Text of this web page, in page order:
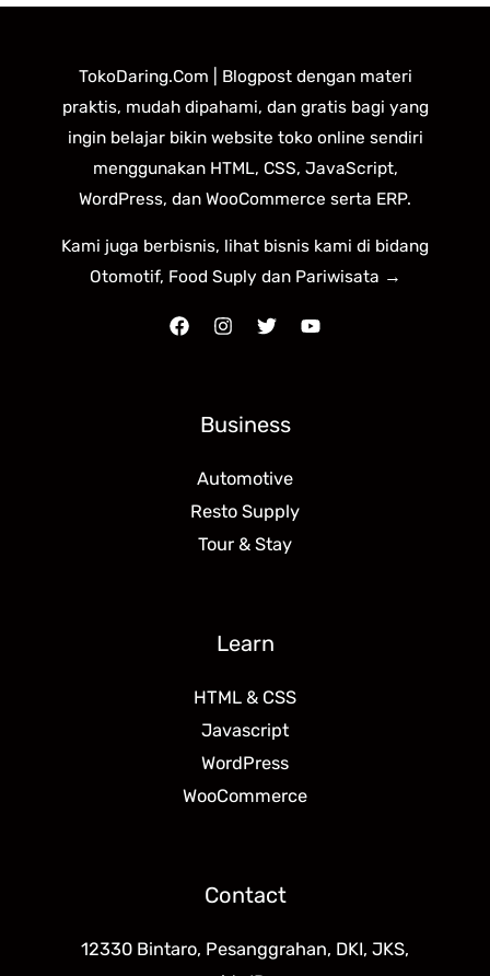
TokoDaring.Com | Blogpost dengan materi
praktis, mudah dipahami, dan gratis bagi yang
ingin belajar bikin website toko online sendiri
menggunakan HTML, CSS, JavaScript,
WordPress, dan WooCommerce serta ERP.
Kami juga berbisnis, lihat bisnis kami di bidang
Otomotif, Food Suply dan Pariwisata →
Business
Automotive
Resto Supply
Tour & Stay
Learn
HTML & CSS
Javascript
WordPress
WooCommerce
Contact
12330 Bintaro, Pesanggrahan, DKI, JKS,